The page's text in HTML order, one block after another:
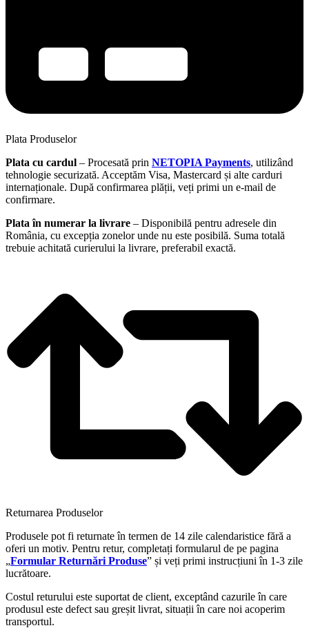
Plata Produselor
Plata cu cardul – Procesată prin NETOPIA Payments, utilizând
tehnologie securizată. Acceptăm Visa, Mastercard și alte carduri
internaționale. După confirmarea plății, veți primi un e-mail de
confirmare.
Plata în numerar la livrare – Disponibilă pentru adresele din
România, cu excepția zonelor unde nu este posibilă. Suma totală
trebuie achitată curierului la livrare, preferabil exactă.
Returnarea Produselor
Produsele pot fi returnate în termen de 14 zile calendaristice fără a
oferi un motiv. Pentru retur, completați formularul de pe pagina
„Formular Returnări Produse” și veți primi instrucțiuni în 1-3 zile
lucrătoare.
Costul returului este suportat de client, exceptând cazurile în care
produsul este defect sau greșit livrat, situații în care noi acoperim
transportul.